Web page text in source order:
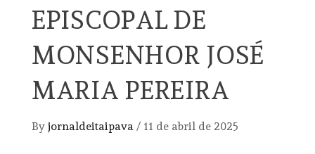
EPISCOPAL DE
MONSENHOR JOSÉ
MARIA PEREIRA
By jornaldeitaipava / 11 de abril de 2025